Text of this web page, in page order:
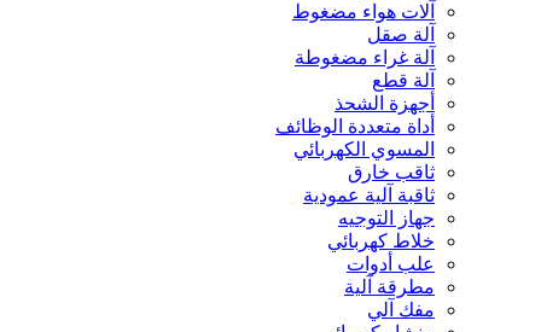
آلات هواء مضغوط
آلة صقل
آلة غراء مضغوطة
آلة قطع
أجهزة الشحذ
أداة متعددة الوظائف
المسوي الكهربائي
ثاقب خارق
ثاقبة آلية عمودية
جهاز التوجيه
خلاط كهربائي
علب أدوات
مطرقة آلية
مفك آلي